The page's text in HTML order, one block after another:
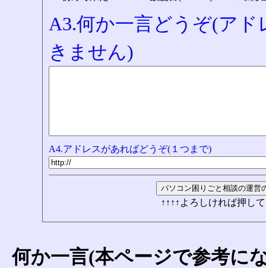
A3.何か一言どうぞ(ア
きません)
A4.アドレスがあればどうぞ(１つまで)
↑↑↑↑よろしければ押し
何か一言(本ページで参考に